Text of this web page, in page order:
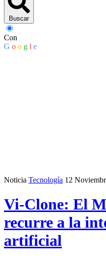
Buscar
Con
G o o g l e
Noticia Tecnología 12
Vi-Clone: El
recurre a la
artificial